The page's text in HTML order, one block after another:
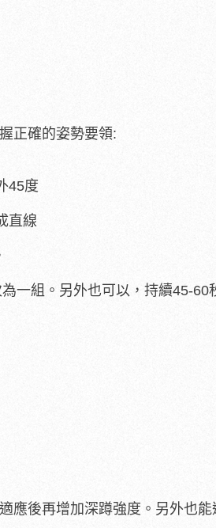
正確的姿勢要領:
45度
直線
一組。另外也可以，持續45-60
應後再增加深蹲強度。另外也能